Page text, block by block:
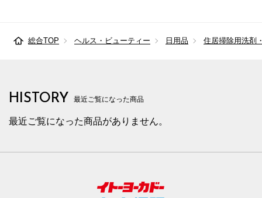
総合TOP ヘルス・ビューティー 日用品 住居掃除用洗剤
HISTORY 最近ご覧になった商品
最近ご覧になった商品がありません。